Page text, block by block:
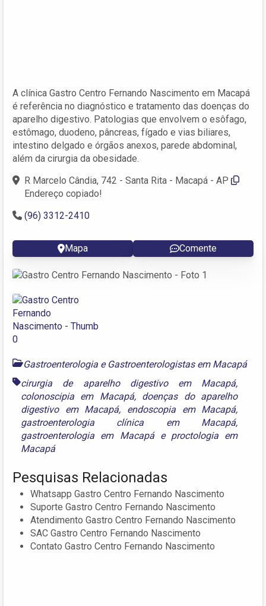
A clínica Gastro Centro Fernando Nascimento em Macapá
é referência no diagnóstico e tratamento das doenças do
aparelho digestivo. Patologias que envolvem o esôfago,
estômago, duodeno, pâncreas, fígado e vias biliares,
intestino delgado e órgãos anexos, parede abdominal,
além da cirurgia da obesidade.
R Marcelo Cândia, 742 - Santa Rita - Macapá - AP
Endereço copiado!
(96) 3312-2410
Mapa Comente
Gastroenterologia e Gastroenterologistas em Macapá
cirurgia de aparelho digestivo em Macapá,
colonoscipia em Macapá, doenças do aparelho
digestivo em Macapá, endoscopia em Macapá,
gastroenterologia clínica em Macapá,
gastroenterologia em Macapáe proctologia em
Macapá
Pesquisas Relacionadas
Whatsapp Gastro Centro Fernando Nascimento
Suporte Gastro Centro Fernando Nascimento
Atendimento Gastro Centro Fernando Nascimento
SAC Gastro Centro Fernando Nascimento
Contato Gastro Centro Fernando Nascimento